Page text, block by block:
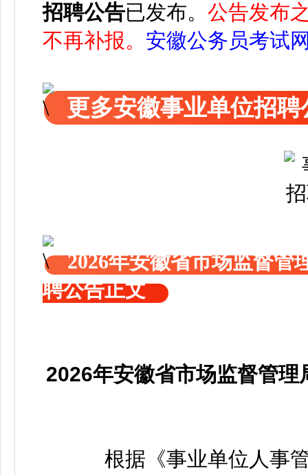
招聘公告已发布。 公告发布
不再补报。 安徽公务员考试
更多安徽事业单位招聘
2026年安徽省市场监督管
聘公告正文
2026年安徽省市场监督管
根据《事业单位人事管